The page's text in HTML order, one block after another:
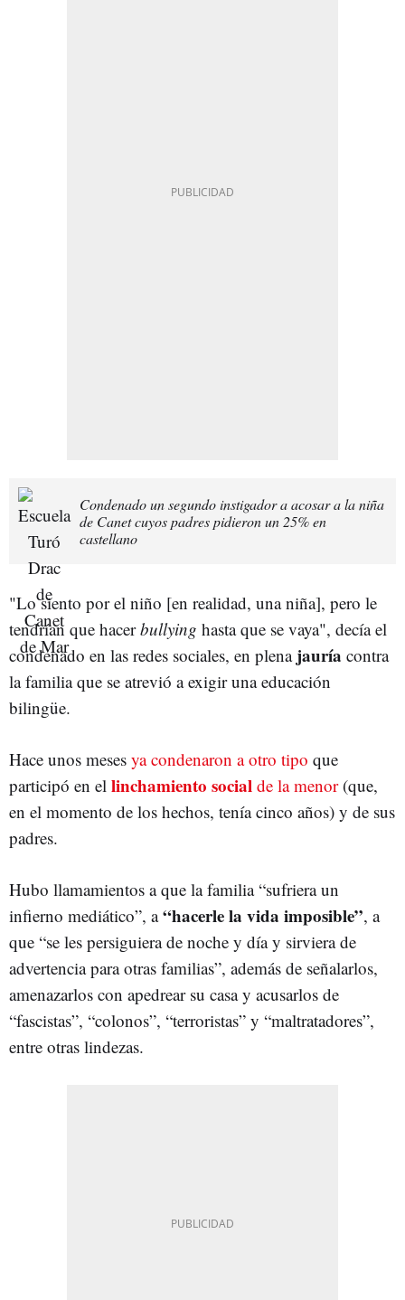
Condenado un segundo instigador a acosar a la niña
de Canet cuyos padres pidieron un 25% en
castellano
"Lo siento por el niño [en realidad, una niña], pero le
tendrían que hacerbullying hasta que se vaya", decía el
condenado en las redes sociales, en plena jauría contra
la familia que se atrevió a exigir una educación
bilingüe.
Hace unos meses ya condenaron a otro tipo que
participó en el linchamiento social de la menor(que,
en el momento de los hechos, tenía cinco años) y de sus
padres.
Hubo llamamientos a que la familia “sufriera un
infierno mediático”, a“hacerle la vida imposible”, a
que “se les persiguiera de noche y día y sirviera de
advertencia para otras familias”, además de señalarlos,
amenazarlos con apedrear su casa y acusarlos de
“fascistas”, “colonos”, “terroristas” y “maltratadores”,
entre otras lindezas.